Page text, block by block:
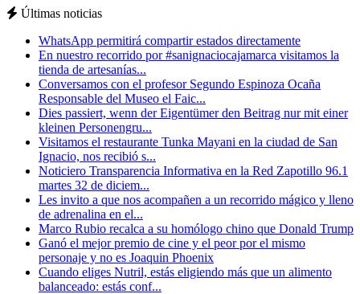
Últimas noticias
WhatsApp permitirá compartir estados directamente
En nuestro recorrido por #sanignaciocajamarca visitamos la
tienda de artesanías...
Conversamos con el profesor Segundo Espinoza Ocaña
Responsable del Museo el Faic...
Dies passiert, wenn der Eigentümer den Beitrag nur mit einer
kleinen Personengru...
Visitamos el restaurante Tunka Mayani en la ciudad de San
Ignacio, nos recibió s...
Noticiero Transparencia Informativa en la Red Zapotillo 96.1
martes 32 de diciem...
Les invito a que nos acompañen a un recorrido mágico y lleno
de adrenalina en el...
Marco Rubio recalca a su homólogo chino que Donald Trump
Ganó el mejor premio de cine y el peor por el mismo
personaje y no es Joaquin Phoenix
Cuando eliges Nutril, estás eligiendo más que un alimento
balanceado: estás conf...